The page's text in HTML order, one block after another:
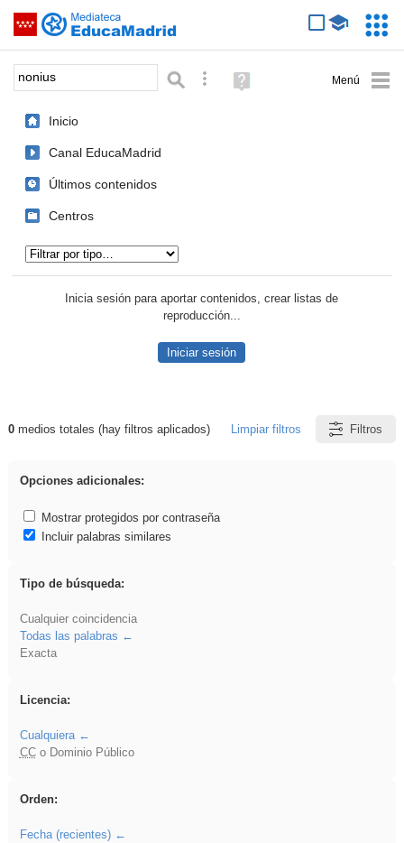
Saltar navegación
Palabra o frase: Búsqueda avanzada
Ayuda
(en
Inicio
Canal EducaMadrid
Últimos contenidos
Centros
Inicia sesión para aportar contenidos, crear listas de
reproducción...
Iniciar sesión
Resultados de: nonius
0medios totales (hay filtros aplicados) Limpiar filtros Filtros
Opciones adicionales:
Mostrar protegidos por contraseña
Incluir palabras similares
Tipo de búsqueda:
Cualquier coincidencia
Todas las palabras
Exacta
Licencia:
Cualquiera
CCo Dominio Público
Orden:
Fecha (recientes)